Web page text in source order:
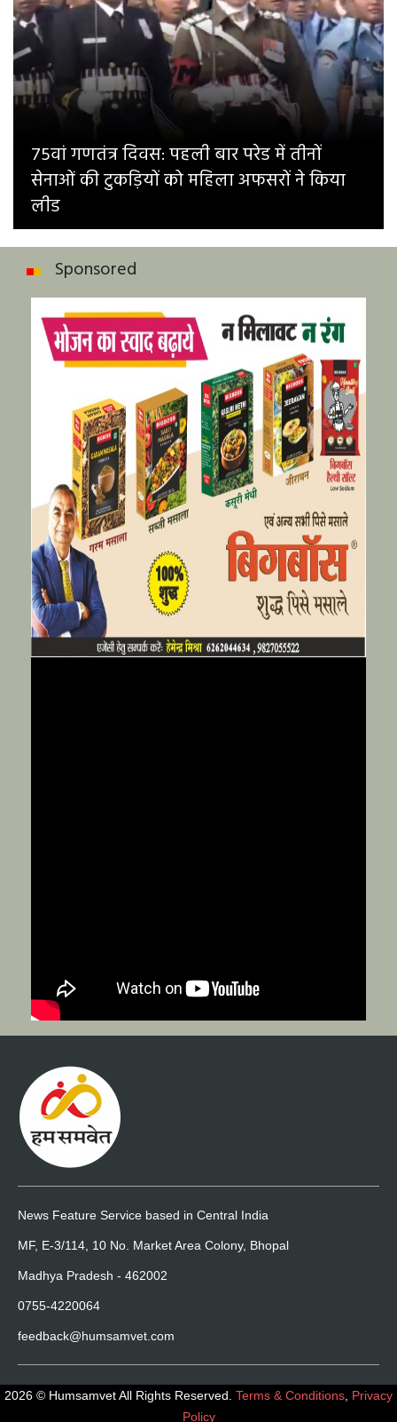
75वां गणतंत्र दिवस: पहली बार परेड में तीनों
सेनाओं की टुकड़ियों को महिला अफसरों ने किया
लीड
Sponsored
News Feature Service based in Central India
MF, E-3/114, 10 No. Market Area Colony, Bhopal
Madhya Pradesh - 462002
0755-4220064
feedback@humsamvet.com
2026 © Humsamvet All Rights Reserved. Terms & Conditions Privacy
Policy